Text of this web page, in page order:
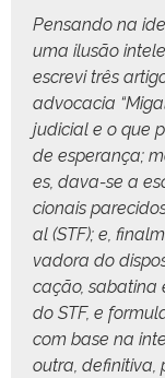
Pen­san­do na
uma ilusão
escrevi três
advo­ca­cia
judi­cial e o que
de esper­ança;
es, dava-se a
cionais
al (STF); e,
vado­ra do
cação, sabati­na
do STF, e
com base na
out­ra, defin­i­ti­va,